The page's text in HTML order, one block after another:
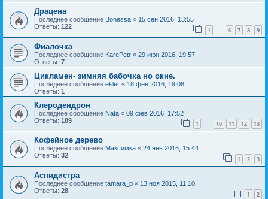
Драцена
Последнее сообщение Bonessa « 15 сен 2016, 13:55
Ответы: 122 1 … 6 7 8 9
Фиалочка
Последнее сообщение KarePetr « 29 июн 2016, 19:57
Ответы: 7
Цикламен- зимняя бабочка но окне.
Последнее сообщение ekler « 18 фев 2016, 19:08
Ответы: 1
Клеродендрон
Последнее сообщение Nata « 09 фев 2016, 17:52
Ответы: 189 1 10 11 12 13
Кофейное дерево
Последнее сообщение Максимка « 24 янв 2016, 15:44
Ответы: 32 1 2 3
Аспидистра
Последнее сообщение tamara_p « 13 ноя 2015, 11:10
Ответы: 28 1 2